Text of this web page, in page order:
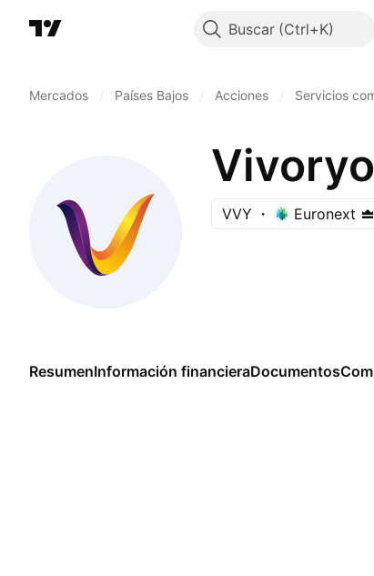
Buscar
Mercados Países Bajos Acciones Servicios
VVY Euronext
ResumenInformación financieraDocumentos